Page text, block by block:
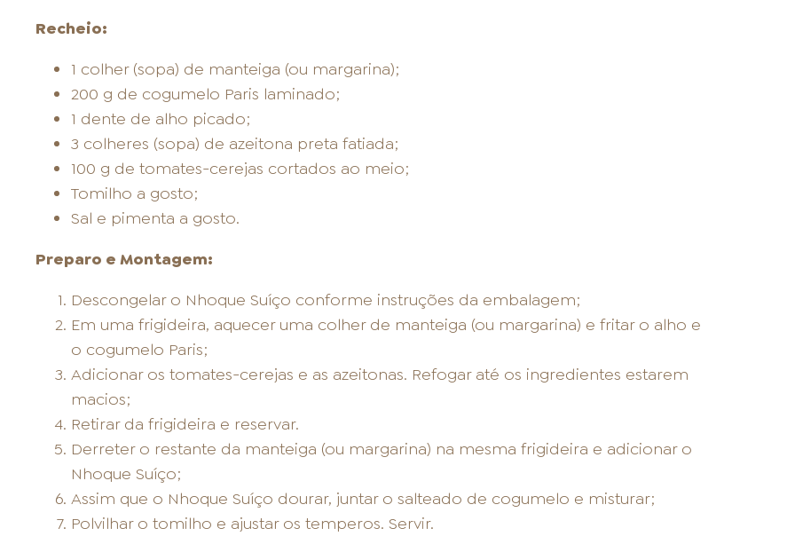
Recheio:
1 colher (sopa) de manteiga (ou margarina);
200 g de cogumelo Paris laminado;
1 dente de alho picado;
3 colheres (sopa) de azeitona preta fatiada;
100 g de tomates-cerejas cortados ao meio;
Tomilho a gosto;
Sal e pimenta a gosto.
Preparo e Montagem:
Descongelar o Nhoque Suíço conforme instruções da embalagem;
Em uma frigideira, aquecer uma colher de manteiga (ou margarina) e fritar o alho e
o cogumelo Paris;
Adicionar os tomates-cerejas e as azeitonas. Refogar até os ingredientes estarem
macios;
Retirar da frigideira e reservar.
Derreter o restante da manteiga (ou margarina) na mesma frigideira e adicionar o
Nhoque Suíço;
Assim que o Nhoque Suíço dourar, juntar o salteado de cogumelo e misturar;
Polvilhar o tomilho e ajustar os temperos. Servir.